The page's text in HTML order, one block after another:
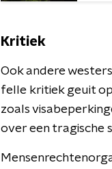
Kritiek
Ook andere
felle kritiek geuit
zoals
over een tragische